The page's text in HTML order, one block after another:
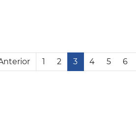
1 2 3 4 5 6